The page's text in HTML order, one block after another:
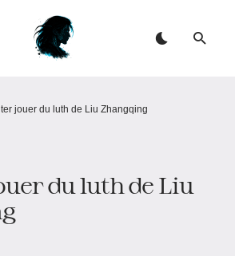
jouer du luth de Liu Zhangqing
du luth de Liu